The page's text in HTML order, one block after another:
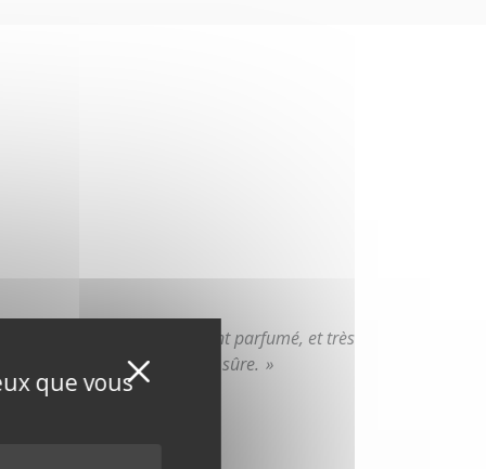
que vousXMasquer le bandeau
choix : élégant, légèrement parfumé, et très
Nordmann reste une valeur sûre. »